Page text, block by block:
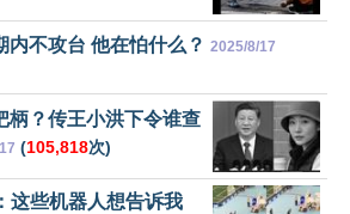
内不攻台 他在怕什么？ 2025/8/17
柄？传王小洪下令谁查
(105,818次)
这些机器人想告诉我